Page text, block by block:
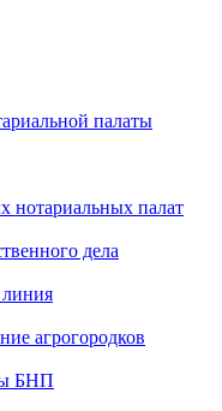
палаты
нотариальных палат
дела
агрогородков
БНП